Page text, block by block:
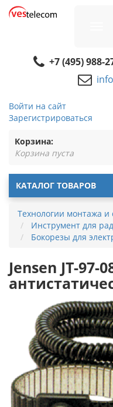
+7 (495) 988-
Войти на сайт
Зарегистрироваться
Корзина:
Корзина пуста
КАТАЛОГ ТОВАРОВ
Технологии монтажа и
Инструмент для
Бокорезы для
Jensen JT-97-